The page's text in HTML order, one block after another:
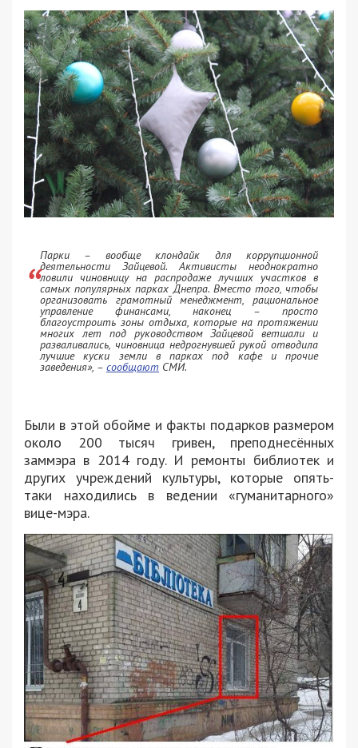
Парки – вообще клондайк для коррупционной
деятельности Зайцевой. Активисты неоднократно
ловили чиновницу на распродаже лучших участков в
самых популярных парках Днепра. Вместо того, чтобы
организовать грамотный менеджмент, рациональное
управление финансами, наконец – просто
благоустроить зоны отдыха, которые на протяжении
многих лет под руководством Зайцевой ветшали и
разваливались, чиновница недрогнувшей рукой отводила
лучшие куски земли в парках под кафе и прочие
заведения», – сообщают СМИ.
Были в этой обойме и факты подарков размером
около 200 тысяч гривен, преподнесённых
заммэра в 2014 году. И ремонты библиотек и
других учреждений культуры, которые опять-
таки находились в ведении «гуманитарного»
вице-мэра.